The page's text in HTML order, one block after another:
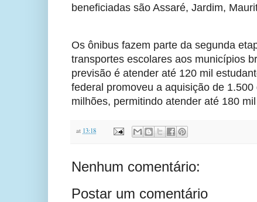
beneficiadas são Assaré, Jardim,
Os ônibus fazem parte da segunda
transportes escolares aos municípios
previsão é atender até 120 mil
federal promoveu a aquisição de
milhões, permitindo atender até 180
at 13:18
Nenhum comentário:
Postar um comentário